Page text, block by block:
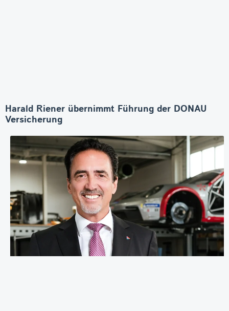
Harald Riener übernimmt Führung der DONAU
Versicherung